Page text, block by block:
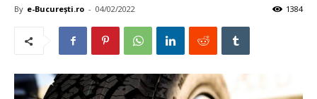
By e-București.ro - 04/02/2022 1384